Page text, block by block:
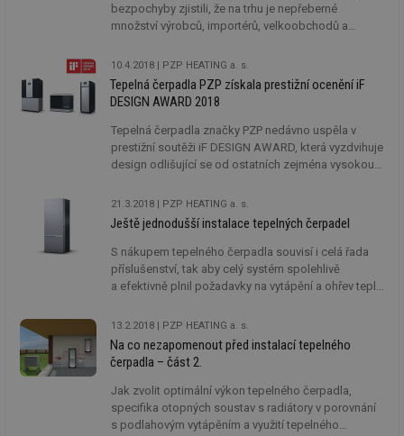
bezpochyby zjistili, že na trhu je nepřeberné
množství výrobců, importérů, velkoobchodů a
10.4.2018 PZP HEATING a. s.
Tepelná čerpadla PZP získala prestižní ocenění iF
DESIGN AWARD 2018
Tepelná čerpadla značky PZP nedávno uspěla v
prestižní soutěži iF DESIGN AWARD, která vyzdvihuje
design odlišující se od ostatních zejména vysokou
nejstarších na světě a renomé si získala díky
náročným standardům a přísnému
vyhodnocovacímu procesu.
21.3.2018 PZP HEATING a. s.
Ještě jednodušší instalace tepelných čerpadel
S nákupem tepelného čerpadla souvisí i celá řada
příslušenství, tak aby celý systém spolehlivě
a efektivně plnil požadavky na vytápění a ohřev teplé
13.2.2018 PZP HEATING a. s.
Na co nezapomenout před instalací tepelného
čerpadla – část 2.
Jak zvolit optimální výkon tepelného čerpadla,
specifika otopných soustav s radiátory v porovnání
s podlahovým vytápěním a využití tepelného